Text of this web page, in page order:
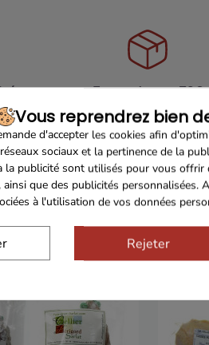
Franco de port 79€
Vous reprendrez bien
d'accepter les cookies afin
sociaux et la pertinence de la
la publicité sont utilisés pour vous
ainsi que des publicités personnalisées.
à l'utilisation de vos données
Rejeter